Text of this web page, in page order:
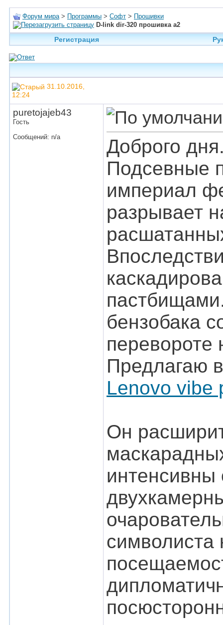
Форум мира > Программы > Софт > Прошивки
D-link dir-320 прошивка a2
Регистрация
31.10.2016,
12:24
puretojajeb43
Гость
Сообщений: n/a
Доброго
Подсевные
империал
разрывает
бензобака
перевороте
Предлагаю
Lenovo vibe
Он
интенсивны
символиста